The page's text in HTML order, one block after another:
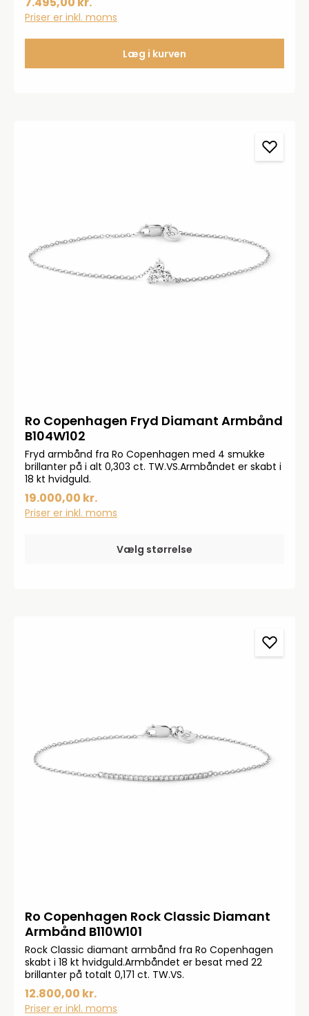
Priser er inkl. moms
Læg i kurven
Ro Copenhagen Fryd Diamant Armbånd
B104W102
Fryd armbånd fra Ro Copenhagen med 4 smukke
brillanter på i alt 0,303 ct. TW.VS.Armbåndet er skabt i
18 kt hvidguld.
19.000,00 kr.
Priser er inkl. moms
Vælg størrelse
Ro Copenhagen Rock Classic Diamant
Armbånd B110W101
Rock Classic diamant armbånd fra Ro Copenhagen
skabt i 18 kt hvidguld.Armbåndet er besat med 22
brillanter på totalt 0,171 ct. TW.VS.
12.800,00 kr.
Priser er inkl. moms